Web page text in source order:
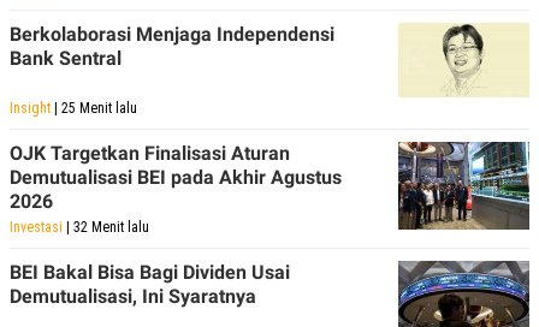
Berkolaborasi Menjaga Independensi
Bank Sentral
Insight | 25 Menit lalu
OJK Targetkan Finalisasi Aturan
Demutualisasi BEI pada Akhir Agustus
2026
Investasi | 32 Menit lalu
BEI Bakal Bisa Bagi Dividen Usai
Demutualisasi, Ini Syaratnya